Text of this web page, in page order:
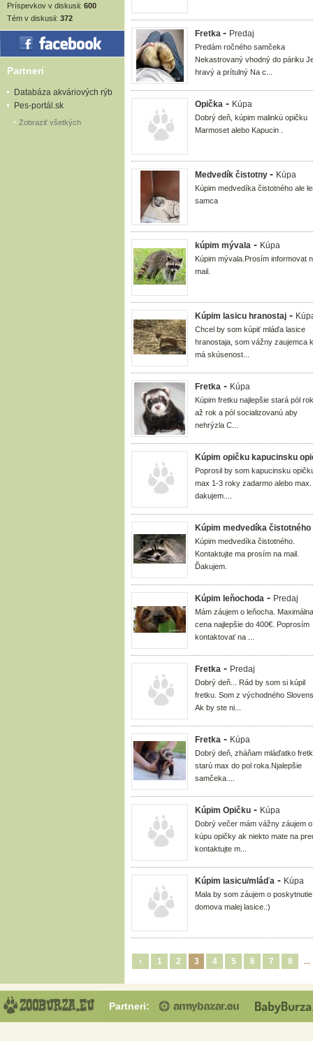
Príspevkov v diskusii: 600
Tém v diskusii: 372
Partneri
Databáza akváriových rýb
Pes-portál.sk
Zobraziť všetkých
Fretka - Predaj
Predám ročného samčeka
Nekastrovaný vhodný do páriku
hravý a prítulný Na c...
Opička - Kúpa
Dobrý deň, kúpim malinkú opičku
Marmoset alebo Kapucin .
Medvedík čistotny - Kúpa
Kúpim medvedíka čistotného ale
samca
kúpim mývala - Kúpa
Kúpim mývala.Prosím informovat
mail.
Kúpim lasicu hranostaj -
Chcel by som kúpiť mláďa lasice
hranostaja, som vážny zaujemca
má skúsenost...
Fretka - Kúpa
Kúpim fretku najlepšie stará pól
až rok a pól socializovanú aby
nehrýzla C...
Kúpim opičku kapucinsku
Poprosil by som kapucinsku
max 1-3 roky zadarmo alebo max.
dakujem....
Kúpim medvedíka čistotného
Kúpim medvedíka čistotného.
Kontaktujte ma prosím na mail.
Ďakujem.
Kúpim leňochoda - Predaj
Mám záujem o leňocha. Maximálna
cena najlepšie do 400€. Poprosím
kontaktovať na ...
Fretka - Predaj
Dobrý deň... Rád by som si kúpil
fretku. Som z východného
Ak by ste ni...
Fretka - Kúpa
Dobrý deň, zháňam mláďatko
starú max do pol roka.Njalepšie
samčeka....
Kúpim Opičku - Kúpa
Dobrý večer mám vážny záujem o
kúpu opičky ak niekto mate na
kontaktujte m...
Kúpim lasicu/mláďa - Kúpa
Mala by som záujem o poskytnutie
domova malej lasice.:)
‹ 1 2 3 4 5 6 7 8
Partneri: